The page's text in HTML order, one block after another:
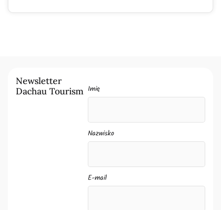
Newsletter
Dachau Tourism Imię
Nazwisko
E-mail